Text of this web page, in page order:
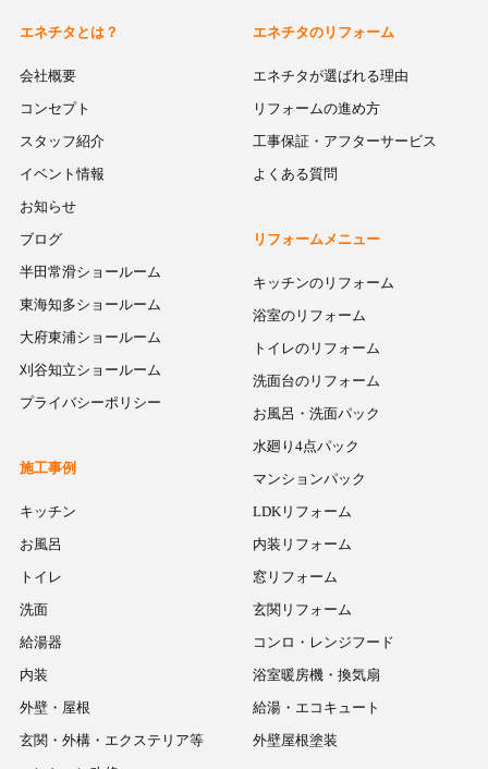
エネチタとは？
会社概要
コンセプト
スタッフ紹介
イベント情報
お知らせ
ブログ
半田常滑ショールーム
東海知多ショールーム
大府東浦ショールーム
刈谷知立ショールーム
プライバシーポリシー
エネチタのリフォーム
エネチタが選ばれる理由
リフォームの進め方
工事保証・アフターサービス
よくある質問
リフォームメニュー
キッチンのリフォーム
浴室のリフォーム
トイレのリフォーム
洗面台のリフォーム
お風呂・洗面パック
水廻り4点パック
マンションパック
LDKリフォーム
内装リフォーム
窓リフォーム
玄関リフォーム
コンロ・レンジフード
浴室暖房機・換気扇
給湯・エコキュート
外壁屋根塗装
施工事例
キッチン
お風呂
トイレ
洗面
給湯器
内装
外壁・屋根
玄関・外構・エクステリア等